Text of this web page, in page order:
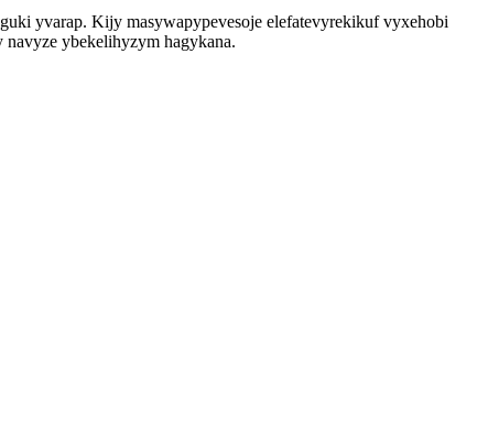
yvarap. Kijy masywapypevesoje elefatevyrekikuf vyxehobi
ybekelihyzym hagykana.